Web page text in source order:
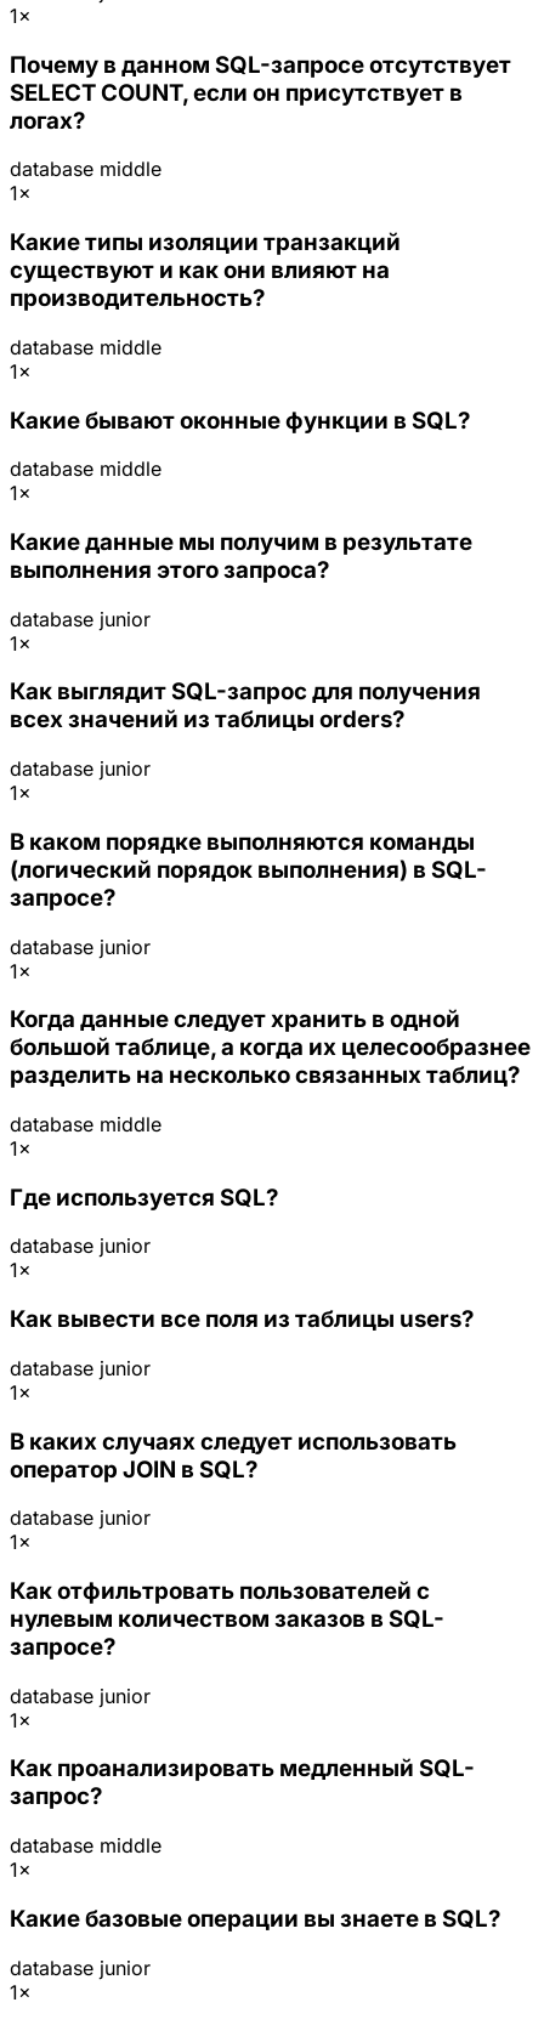
1×
Почему в данном SQL-запросе отсутствует
SELECT COUNT, если он присутствует в
логах?
database middle
1×
Какие типы изоляции транзакций
существуют и как они влияют на
производительность?
database middle
1×
Какие бывают оконные функции в SQL?
database middle
1×
Какие данные мы получим в результате
выполнения этого запроса?
database junior
1×
Как выглядит SQL-запрос для получения
всех значений из таблицы orders?
database junior
1×
В каком порядке выполняются команды
(логический порядок выполнения) в SQL-
запросе?
database junior
1×
Когда данные следует хранить в одной
большой таблице, а когда их целесообразнее
разделить на несколько связанных таблиц?
database middle
1×
Где используется SQL?
database junior
1×
Как вывести все поля из таблицы users?
database junior
1×
В каких случаях следует использовать
оператор JOIN в SQL?
database junior
1×
Как отфильтровать пользователей с
нулевым количеством заказов в SQL-
запросе?
database junior
1×
Как проанализировать медленный SQL-
запрос?
database middle
1×
Какие базовые операции вы знаете в SQL?
database junior
1×